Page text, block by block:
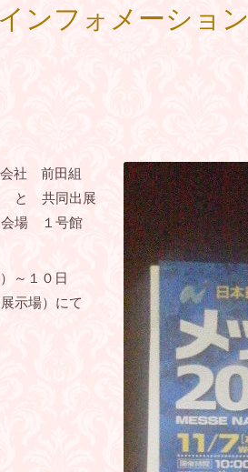
インフォメーション
会社 前田組
と 共同出展
会場 １号館
～１０日
示場）にて